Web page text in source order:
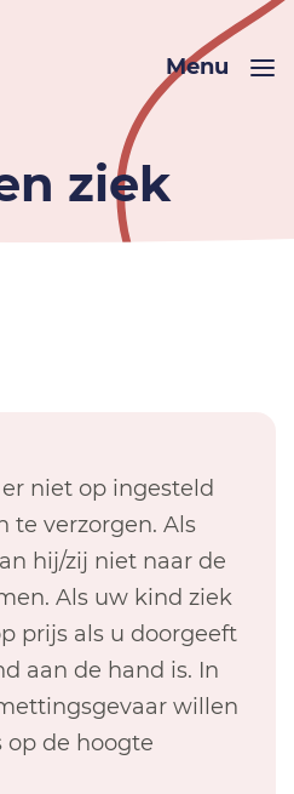
Menu
ziek
niet op ingesteld
te verzorgen. Als
hij/zij niet naar de
Als uw kind ziek
prijs als u doorgeeft
aan de hand is. In
willen
op de hoogte